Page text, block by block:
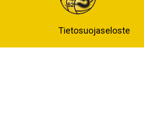
Tietosuojaseloste